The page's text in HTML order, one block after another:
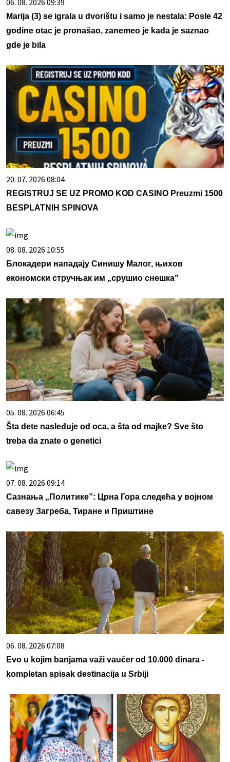
06. 08. 2026 09:39
Marija (3) se igrala u dvorištu i samo je nestala: Posle 42
godine otac je pronašao, zanemeo je kada je saznao
gde je bila
20. 07. 2026 08:04
REGISTRUJ SE UZ PROMO KOD CASINO Preuzmi 1500
BESPLATNIH SPINOVA
08. 08. 2026 10:55
Блокадери нападају Синишу Малог, њихов
економски стручњак им „срушио снешка”
05. 08. 2026 06:45
Šta dete nasleđuje od oca, a šta od majke? Sve što
treba da znate o genetici
07. 08. 2026 09:14
Сазнања „Политике”: Црна Гора следећа у војном
савезу Загреба, Тиране и Приштине
06. 08. 2026 07:08
Evo u kojim banjama važi vaučer od 10.000 dinara -
kompletan spisak destinacija u Srbiji